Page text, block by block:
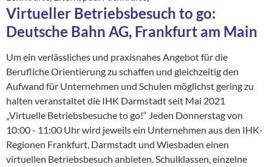
Virtueller Betriebsbesuch to go:
Deutsche Bahn AG, Frankfurt am Main
Um ein verlässliches und praxisnahes Angebot für die
Berufliche Orientierung zu schaffen und gleichzeitig den
Aufwand für Unternehmen und Schulen möglichst gering zu
halten veranstaltet die IHK Darmstadt seit Mai 2021
„Virtuelle Betriebsbesuche to go!“ Jeden Donnerstag von
10:00 - 11:00 Uhr wird jeweils ein Unternehmen aus den IHK-
Regionen Frankfurt, Darmstadt und Wiesbaden einen
virtuellen Betriebsbesuch anbieten. Schulklassen, einzelne